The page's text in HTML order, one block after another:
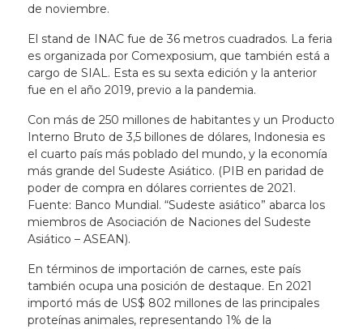
de noviembre.
El stand de INAC fue de 36 metros cuadrados. La feria
es organizada por Comexposium, que también está a
cargo de SIAL. Esta es su sexta edición y la anterior
fue en el año 2019, previo a la pandemia.
Con más de 250 millones de habitantes y un Producto
Interno Bruto de 3,5 billones de dólares, Indonesia es
el cuarto país más poblado del mundo, y la economía
más grande del Sudeste Asiático. (PIB en paridad de
poder de compra en dólares corrientes de 2021.
Fuente: Banco Mundial. “Sudeste asiático” abarca los
miembros de Asociación de Naciones del Sudeste
Asiático – ASEAN).
En términos de importación de carnes, este país
también ocupa una posición de destaque. En 2021
importó más de US$ 802 millones de las principales
proteínas animales, representando 1% de la